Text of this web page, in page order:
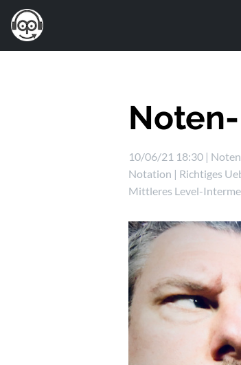
10/06/21 18:30 |
Notation | Richtiges
Mittleres Level-